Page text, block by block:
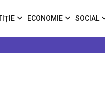
ECONOMIE SOCIAL